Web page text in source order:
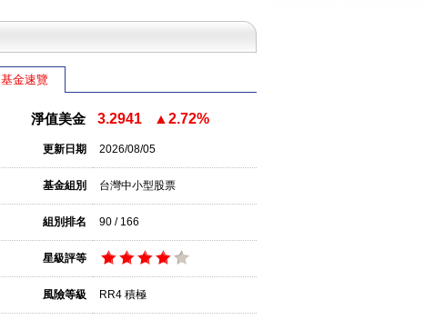
基金速覽
淨值美金 3.2941 ▲2.72%
更新日期 2026/08/05
基金組別 台灣中小型股票
組別排名 90 / 166
星級評等
風險等級 RR4 積極